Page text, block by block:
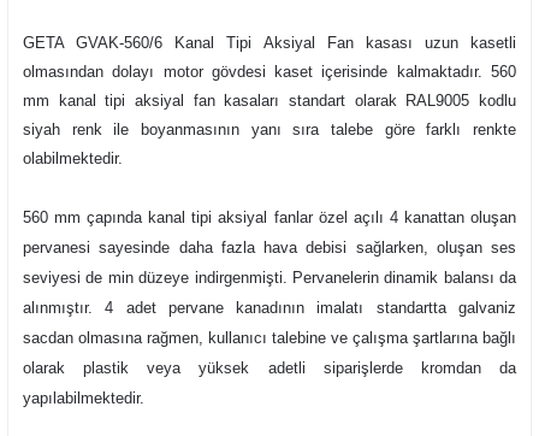
GETA GVAK-560/6 Kanal Tipi Aksiyal Fan kasası uzun kasetli
olmasından dolayı motor gövdesi kaset içerisinde kalmaktadır. 560
mm kanal tipi aksiyal fan kasaları standart olarak RAL9005 kodlu
siyah renk ile boyanmasının yanı sıra talebe göre farklı renkte
olabilmektedir.
560 mm çapında kanal tipi aksiyal fanlar özel açılı 4 kanattan oluşan
pervanesi sayesinde daha fazla hava debisi sağlarken, oluşan ses
seviyesi de min düzeye indirgenmişti. Pervanelerin dinamik balansı da
alınmıştır. 4 adet pervane kanadının imalatı standartta galvaniz
sacdan olmasına rağmen, kullanıcı talebine ve çalışma şartlarına bağlı
olarak plastik veya yüksek adetli siparişlerde kromdan da
yapılabilmektedir.